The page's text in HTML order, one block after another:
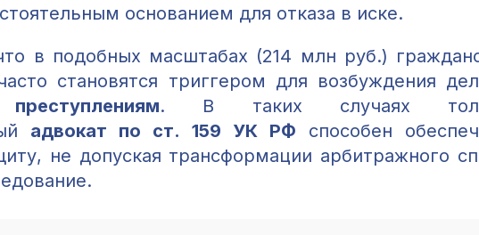
основанием для отказа в иске.
в подобных масштабах (214 млн руб.)
становятся триггером для возбуждения
. В таких случаях
адвокат по ст. 159 УК РФ способен
не допуская трансформации арбитражного